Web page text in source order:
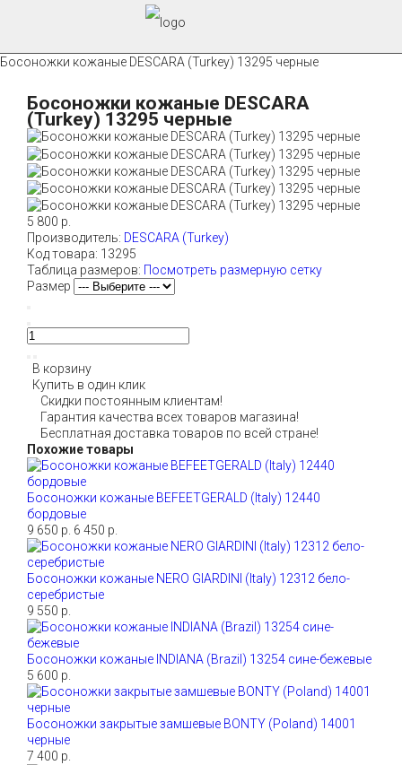
Босоножки кожаные DESCARA (Turkey) 13295 черные
Босоножки кожаные DESCARA
(Turkey) 13295 черные
5 800 р.
Производитель: DESCARA (Turkey)
Код товара: 13295
Таблица размеров: Посмотреть размерную сетку
Размер
В корзину
Купить в один клик
Скидки постоянным клиентам!
Гарантия качества всех товаров магазина!
Бесплатная доставка товаров по всей стране!
Похожие товары
Босоножки кожаные BEFEETGERALD (Italy) 12440
бордовые
9 650 р. 6 450 р.
Босоножки кожаные NERO GIARDINI (Italy) 12312 бело-
серебристые
9 550 р.
Босоножки кожаные INDIANA (Brazil) 13254 сине-бежевые
5 600 р.
Босоножки закрытые замшевые BONTY (Poland) 14001
черные
7 400 р.